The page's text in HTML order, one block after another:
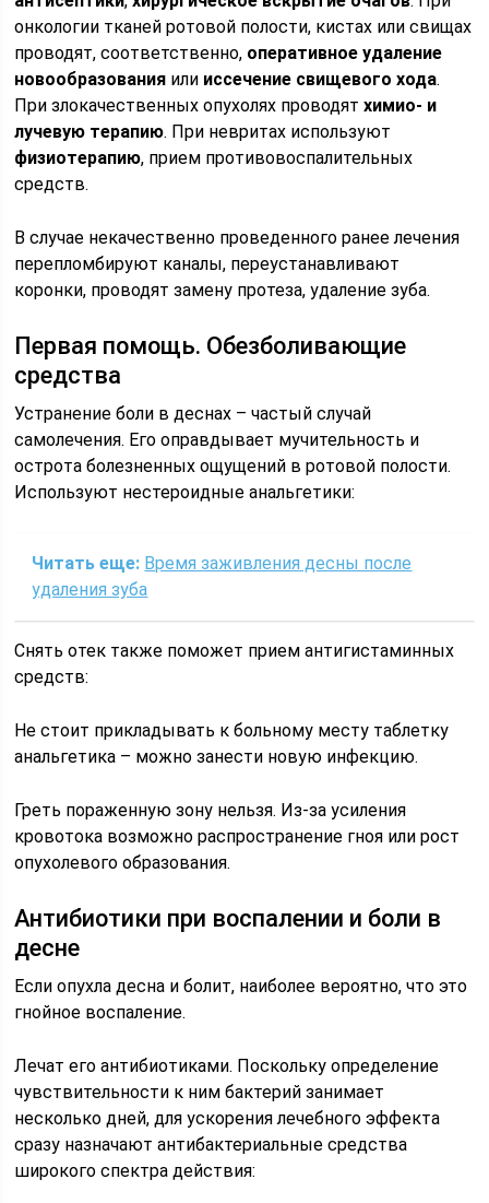
онкологии тканей ротовой полости, кистах или свищах
проводят, соответственно, оперативное удаление
новообразования или иссечение свищевого хода.
При злокачественных опухолях проводятхимио- и
лучевую терапию. При невритах используют
физиотерапию, прием противовоспалительных
средств.
В случае некачественно проведенного ранее лечения
перепломбируют каналы, переустанавливают
коронки, проводят замену протеза, удаление зуба.
Первая помощь. Обезболивающие
средства
Устранение боли в деснах – частый случай
самолечения. Его оправдывает мучительность и
острота болезненных ощущений в ротовой полости.
Используют нестероидные анальгетики:
Читать еще: Время заживления десны после
удаления зуба
Снять отек также поможет прием антигистаминных
средств:
Не стоит прикладывать к больному месту таблетку
анальгетика – можно занести новую инфекцию.
Греть пораженную зону нельзя. Из-за усиления
кровотока возможно распространение гноя или рост
опухолевого образования.
Антибиотики при воспалении и боли в
десне
Если опухла десна и болит, наиболее вероятно, что это
гнойное воспаление.
Лечат его антибиотиками. Поскольку определение
чувствительности к ним бактерий занимает
несколько дней, для ускорения лечебного эффекта
сразу назначают антибактериальные средства
широкого спектра действия: